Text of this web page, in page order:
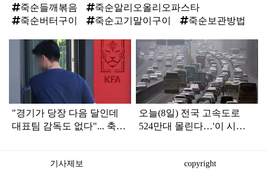
죽순들깨볶음
죽순알리오올리오파스타
죽순버터구이
죽순고기말이구이 죽순보관방법
"경기가 당장 다음 달인데
대표팀 감독도 없다"... 축구
오늘(8일) 전국 고속도로
524만대 몰린다…'이 시
기사제보 copyright